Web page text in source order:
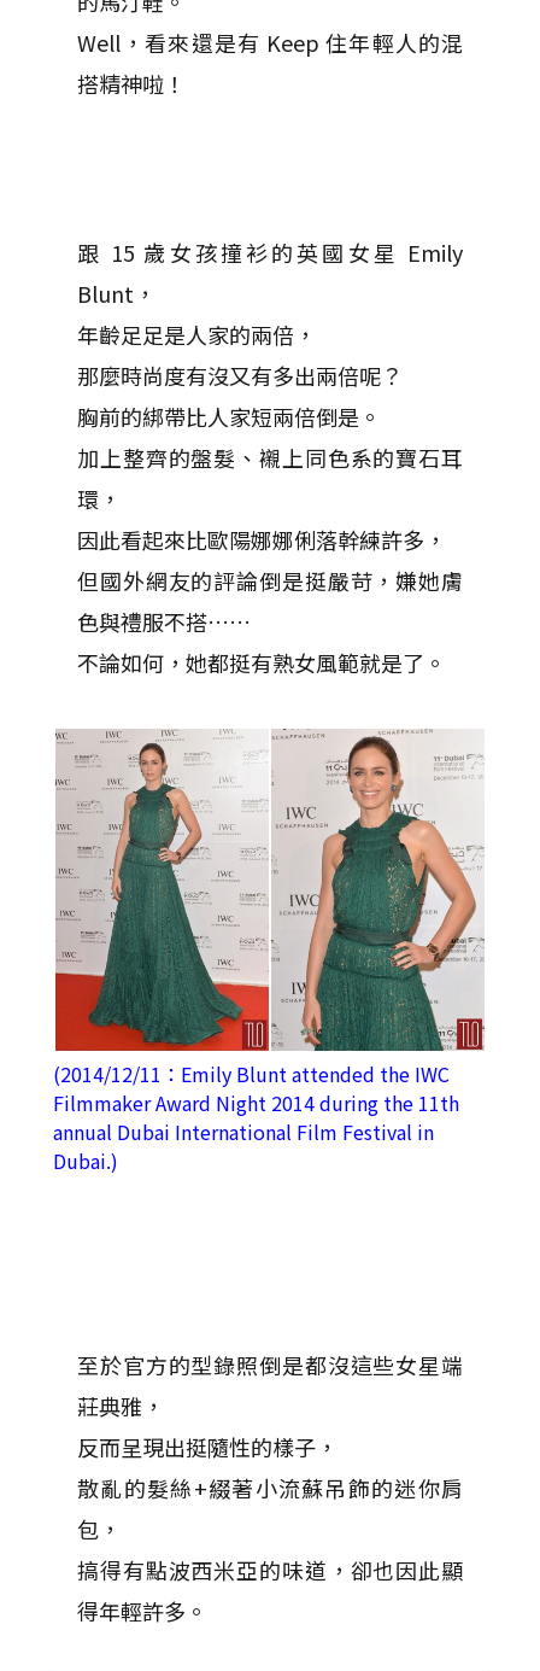
Well，看來還是有 Keep 住年輕人的混
搭精神啦！
跟 15 歲女孩撞衫的英國女星 Emily
Blunt，
年齡足足是人家的兩倍，
那麼時尚度有沒又有多出兩倍呢？
胸前的綁帶比人家短兩倍倒是。
加上整齊的盤髮、襯上同色系的寶石耳
環，
因此看起來比歐陽娜娜俐落幹練許多，
但國外網友的評論倒是挺嚴苛，嫌她膚
色與禮服不搭……
不論如何，她都挺有熟女風範就是了。
(2014/12/11：Emily Blunt attended the IWC
Filmmaker Award Night 2014 during the 11th
annual Dubai International Film Festival in
Dubai.)
至於官方的型錄照倒是都沒這些女星端
莊典雅，
反而呈現出挺隨性的樣子，
散亂的髮絲+綴著小流蘇吊飾的迷你肩
包，
搞得有點波西米亞的味道，卻也因此顯
得年輕許多。